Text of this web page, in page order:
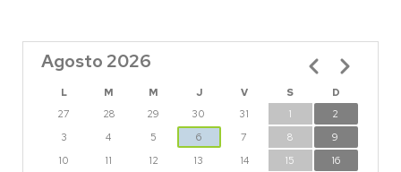
Agosto 2026
L M M J V S
D
27
28 29 30 31 1
2
3
4 5 6 7 8
9
10
11 12 13 14 15
16
Paginación